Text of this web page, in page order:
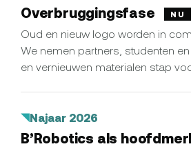
Overbruggingsfase NU
Oud en nieuw logo worden in
We nemen partners, studenten
en vernieuwen materialen stap
Najaar 2026
B’Robotics als